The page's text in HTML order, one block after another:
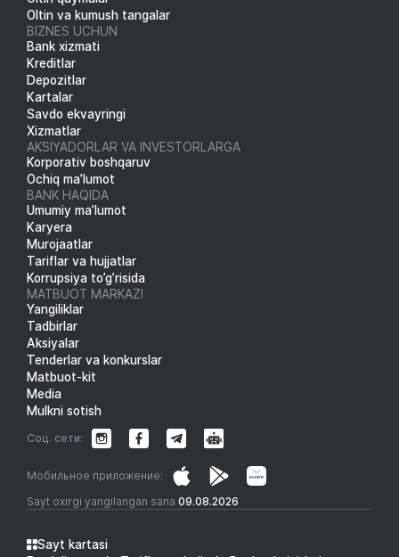
Oltin va kumush tangalar
BIZNES UCHUN
Bank xizmati
Kreditlar
Depozitlar
Kartalar
Savdo ekvayringi
Xizmatlar
AKSIYADORLAR VA INVESTORLARGA
Korporativ boshqaruv
Ochiq ma’lumot
BANK HAQIDA
Umumiy ma’lumot
Karyera
Murojaatlar
Tariflar va hujjatlar
Korrupsiya to’g’risida
MATBUOT MARKAZI
Yangiliklar
Tadbirlar
Aksiyalar
Tenderlar va konkurslar
Matbuot-kit
Media
Mulkni sotish
Sayt oxirgi yangilangan sana 09.08.2026
Мобильное приложение:
Соц. сети:
Sayt kartasi